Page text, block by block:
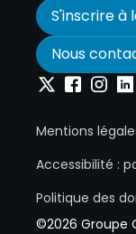
S'inscrire à
Nous
Onepoint sur
Onepoint
Mentions
Accessibilité :
Politique des
©2026 Groupe